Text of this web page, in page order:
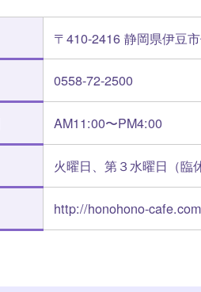
〒410-2416 静岡県伊豆
0558-72-2500
AM11:00〜PM4:00
火曜日、第３水曜日（臨
http://honohono-cafe.com